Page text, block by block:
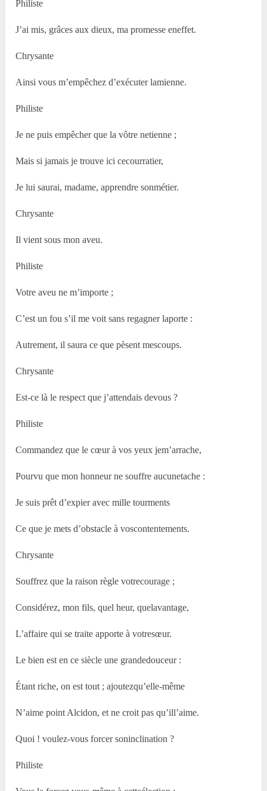
Philiste
J’ai mis, grâces aux dieux, ma promesse eneffet.
Chrysante
Ainsi vous m’empêchez d’exécuter lamienne.
Philiste
Je ne puis empêcher que la vôtre netienne ;
Mais si jamais je trouve ici cecourratier,
Je lui saurai, madame, apprendre sonmétier.
Chrysante
Il vient sous mon aveu.
Philiste
Votre aveu ne m’importe ;
C’est un fou s’il me voit sans regagner laporte :
Autrement, il saura ce que pèsent mescoups.
Chrysante
Est-ce là le respect que j’attendais devous ?
Philiste
Commandez que le cœur à vos yeux jem’arrache,
Pourvu que mon honneur ne souffre aucunetache :
Je suis prêt d’expier avec mille tourments
Ce que je mets d’obstacle à voscontentements.
Chrysante
Souffrez que la raison règle votrecourage ;
Considérez, mon fils, quel heur, quelavantage,
L’affaire qui se traite apporte à votresœur.
Le bien est en ce siècle une grandedouceur :
Étant riche, on est tout ; ajoutezqu’elle-même
N’aime point Alcidon, et ne croit pas qu’ill’aime.
Quoi ! voulez-vous forcer soninclination ?
Philiste